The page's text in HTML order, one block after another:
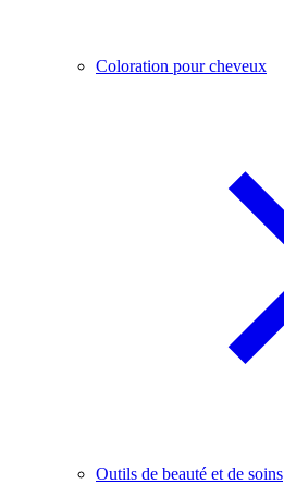
Coloration pour cheveux
Outils de beauté et de soins